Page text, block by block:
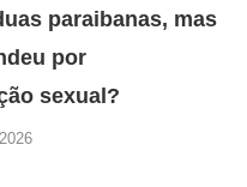
paraibanas, mas
por
sexual?